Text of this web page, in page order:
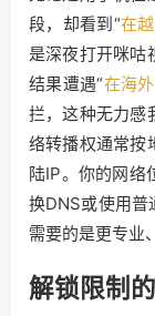
段，却看到“在
是深夜打开咪咕
结果遭遇“在海
拦，这种无力感
络转播权通常按
陆IP。你的网络
换DNS或使用普
需要的是更专业
解锁限制